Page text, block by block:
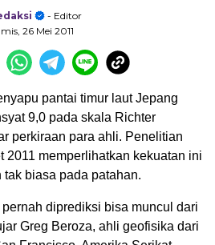
- Editor
26 Mei 2011
pantai timur laut Jepang
9,0 pada skala Richter
perkiraan para ahli. Penelitian
2011 memperlihatkan kekuatan ini
biasa pada patahan.
diprediksi bisa muncul dari
Greg Beroza, ahli geofisika dari